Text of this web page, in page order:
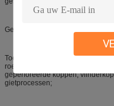
Gemeenschappelijke tonnage:
Toepasselijke producten:
roestvrijstalen materialen, met
geperforeerde koppen,
gietprocessen;